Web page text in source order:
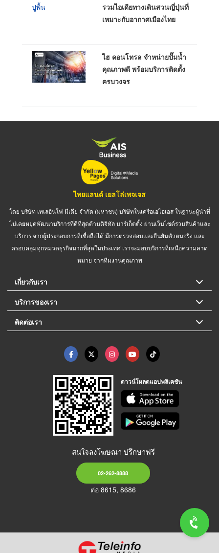
รวมไอเดียทางเดินสวนญี่ปุ่นที่
เหมาะกับอากาศเมืองไทย
ไฮ คอนโทรล จำหน่ายปั๊มน้ำ
คุณภาพดี พร้อมบริการติดตั้ง
ครบวงจร
ไทยแลนด์ เยลโล่เพจเจส
โดย บริษัท เทเลอินโฟ มีเดีย จำกัด (มหาชน) บริษัทในเครือเอไอเอส ในฐานะผู้นำที่
ไม่เคยหยุดพัฒนาบริการที่ดีที่สุดด้านดิจิทัล มาร์เก็ตติ้ง ผ่านเว็บไซต์รวมสินค้าและ
บริการ จากผู้ประกอบการที่เชื่อถือได้ มีการตรวจสอบและยืนยันตัวตนจริง และ
ครอบคลุมทุกหมวดธุรกิจมากที่สุดในประเทศ เราจะมอบบริการที่เหนือความคาด
หมาย จากทีมงานคุณภาพ
เกี่ยวกับเรา
บริการของเรา
ติดต่อเรา
ดาวน์โหลดแอปพลิเคชัน
สนใจลงโฆษณา ปรึกษาฟรี
02-262-8888
ต่อ 8615, 8686